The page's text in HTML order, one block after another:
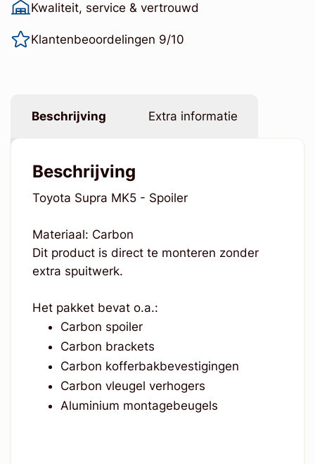
Kwaliteit, service & vertrouwd
Klantenbeoordelingen 9/10
Beschrijving Extra informatie
Beschrijving
Toyota Supra MK5 - Spoiler
Materiaal: Carbon
Dit product is direct te monteren zonder
extra spuitwerk.
Het pakket bevat o.a.:
Carbon spoiler
Carbon brackets
Carbon kofferbakbevestigingen
Carbon vleugel verhogers
Aluminium montagebeugels